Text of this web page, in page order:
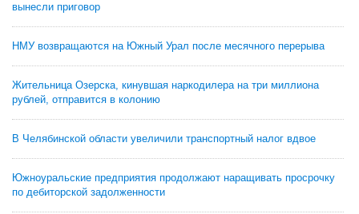
вынесли приговор
НМУ возвращаются на Южный Урал после месячного перерыва
Жительница Озерска, кинувшая наркодилера на три миллиона
рублей, отправится в колонию
В Челябинской области увеличили транспортный налог вдвое
Южноуральские предприятия продолжают наращивать просрочку
по дебиторской задолженности